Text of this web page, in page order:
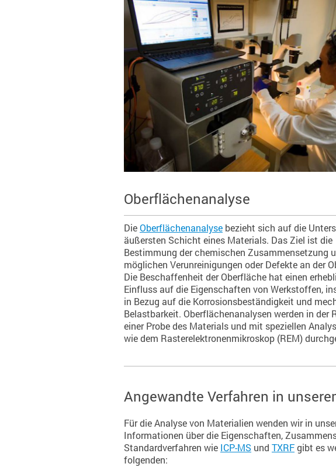
Oberflächenanalyse
Die Oberflächenanalyse bezieht sich auf die
äußersten Schicht eines Materials. Das Ziel ist die
Bestimmung der chemischen Zusammensetzung
möglichen Verunreinigungen oder Defekte an der
Die Beschaffenheit der Oberfläche hat einen
Einfluss auf die Eigenschaften von Werkstoffen,
in Bezug auf die Korrosionsbeständigkeit und
Belastbarkeit. Oberflächenanalysen werden in der
einer Probe des Materials und mit speziellen
wie dem Rasterelektronenmikroskop (REM)
Angewandte Verfahren in
Für die Analyse von Materialien wenden wir in
Informationen über die Eigenschaften,
Standardverfahren wie ICP-MS und TXRF gibt es
folgenden: